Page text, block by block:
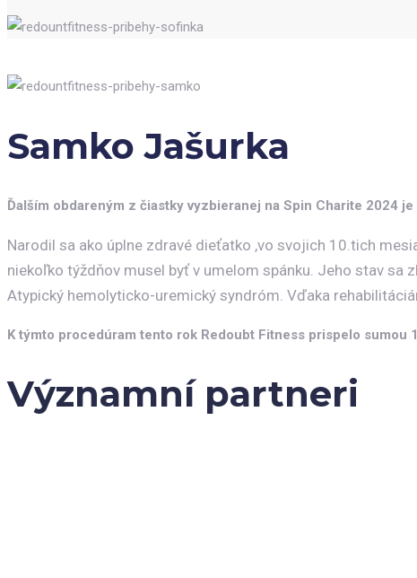
Samko Jašurka
Ďalším obdareným z čiastky vyzbieranej na Spin Charite 2024
Narodil sa ako úplne zdravé dieťatko ,vo svojich 10.tich
niekoľko týždňov musel byť v umelom spánku. Jeho stav sa
Atypický hemolyticko-uremický syndróm. Vďaka
K týmto procedúram tento rok Redoubt Fitness prispelo sumou
Významní partneri